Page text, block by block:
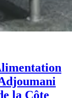
la Côte